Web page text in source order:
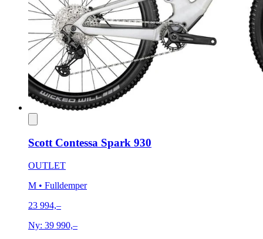
Scott Contessa Spark 930
OUTLET
M • Fulldemper
23 994,–
Ny: 39 990,–